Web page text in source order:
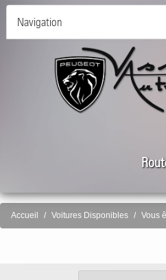
Navigation
Accueil Voitures Disponibles Vous